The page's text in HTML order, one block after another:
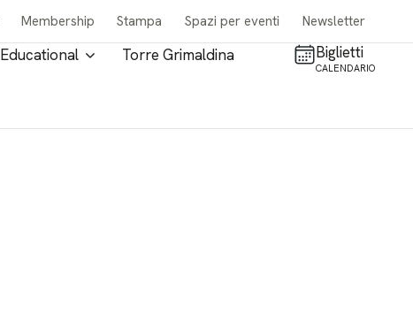
Membership Stampa Spazi per eventi Newsletter
Educational Torre Grimaldina Biglietti
CALENDARIO